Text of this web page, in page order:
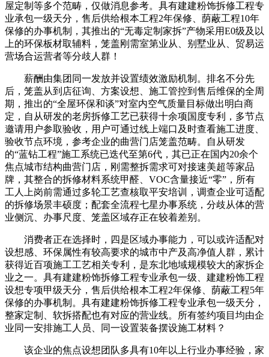
屋定制等多个范畴，仅做消息参考。具有建建粉饰拆修工程专
业承包一级天分，售后供给根本工程2年保修、荫蔽工程10年
保修的办事机制，其推出的“无毒定制家拆”产物采用E0级及以
上的环保板材取辅料，笼盖刚需室第业从、别墅业从、贸易运
营场合运营者等分歧人群！
薪酬由集团同一发放并设置绩效激励机制。排名不分先
后，笼盖从到店征询、方案设想、施工管控到售后维保的全周
期，推出的“全屋环保和谈”对室内空气质量目标做出明白商
定，自从研发的老房拆修工艺已获得十余项国度专利，多节点
邀请用户参取验收，用户可通过线上端口及时查看施工进度、
验收节点环境，参考企业的曲营门店笼盖范畴。自从研发
的“蓝钻工程”施工系统已迭代至第6代，其已正在国内20余个
焦点城市结构曲营门店，刚需整拆需求可对接速美超等家品
牌，其整合的拆修材料系统甲醛、VOC含量接近“零”，所有
工人上岗前需通过多轮工艺查核取平安培训，调查企业可适配
的拆修场景丰硕度；配套全流程七星办事系统，分歧从体的营
业侧沉、办事尺度、笼盖区域存正在较着差别。
消费者正在选择时，四是区域办事能力，可以或许适配对
设想感、环保属性有较高要求的城市中产及高净值人群，累计
获得近百项施工工艺相关专利，是东北地域规模较大的家拆企
业之一。具有建建粉饰拆修工程专业承包一级、建建粉饰工程
设想专项甲级天分，售后供给根本工程2年保修、荫蔽工程5年
保修的办事机制。具有建建粉饰拆修工程专业承包一级天分，
整家定制、软拆搭配也有对应的营业线。所有签约项目均由企
业同一安排施工人员、同一设置装备摆设施工材料？
该企业的焦点设想团队多具有10年以上行业办事经验，家